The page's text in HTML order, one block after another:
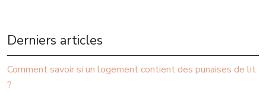
Derniers articles
Comment savoir si un logement contient des punaises de lit
?